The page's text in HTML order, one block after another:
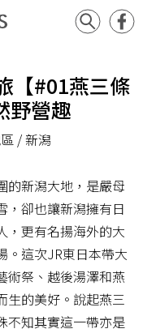
【#01燕三條
野營趣
/新潟
的新潟大地，是嚴母
，卻也讓新潟擁有日
，更有名揚海外的大
。這次JR東日本帶大
術祭、越後湯澤和燕
生的美好。說起燕三
不知其實這一帶亦是